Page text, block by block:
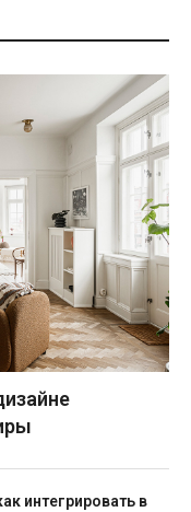
интегрировать в